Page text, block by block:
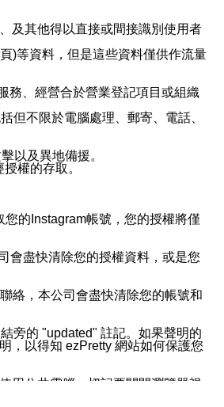
及其他得以直接或間接識別使用者
)等資料，但是這些資料僅供作流量
務、經營合於營業登記項目或組織
但不限於電腦處理、郵寄、電話、
以及異地備援。
權的存取。
的Instagram帳號，您的授權將僅
會盡快清除您的授權資料，或是您
絡，本公司會盡快清除您的帳號和
旁的 "updated" 註記。如果聲明的
，以得知 ezPretty 網站如何保護您
用公共電腦，切記要關閉瀏覽器視